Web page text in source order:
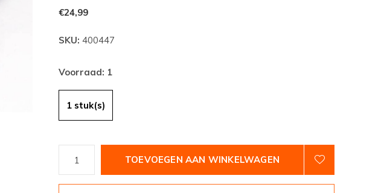
€24,99
SKU: 400447
Voorraad: 1
1 stuk(s)
TOEVOEGEN AAN WINKELWAGEN